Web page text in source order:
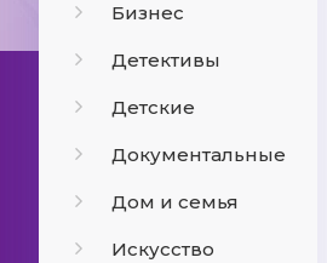
Бизнес
Детективы
Детские
Документальные
Дом и семья
Искусство